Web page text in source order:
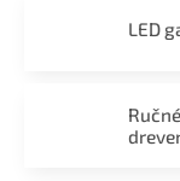
LED